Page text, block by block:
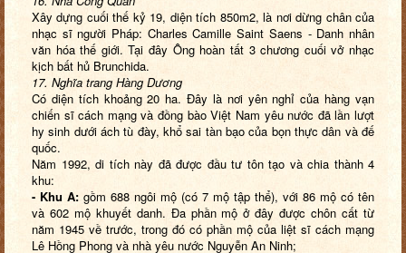
Xây dựng cuối thế kỷ 19, diện tích 850m2, là nơi dừng chân của
nhạc sĩ người Pháp: Charles Camille Saint Saens - Danh nhân
văn hóa thế giới. Tại đây Ông hoàn tất 3 chương cuối vở nhạc
kịch bất hủ Brunchida.
17. Nghĩa trang Hàng Dương
Có diện tích khoảng 20 ha. Đây là nơi yên nghỉ của hàng vạn
chiến sĩ cách mạng và đồng bào Việt Nam yêu nước đã lần lượt
hy sinh dưới ách tù đày, khổ sai tàn bạo của bọn thực dân và đế
quốc.
Năm 1992, di tích này đã được đầu tư tôn tạo và chia thành 4
khu:
- Khu A: gồm 688 ngôi mộ (có 7 mộ tập thể), với 86 mộ có tên
và 602 mộ khuyết danh. Đa phần mộ ở đây được chôn cất từ
năm 1945 về trước, trong đó có phần mộ của liệt sĩ cách mạng
Lê Hồng Phong và nhà yêu nước Nguyễn An Ninh;